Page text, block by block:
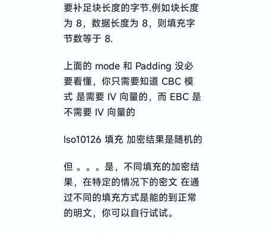
要补足块长度的字节.例如块长度
为 8，数据长度为 8，则填充字
节数等于 8.
上面的 mode 和 Padding 没必
要看懂，你只需要知道 CBC 模
式 是需要 IV 向量的，而 EBC 是
不需要 IV 向量的
Iso10126 填充 加密结果是随机的
但 。。。是，不同填充的加密结
果，在特定的情况下的密文 在通
过不同的填充方式是能的到正常
的明文，你可以自行试试。